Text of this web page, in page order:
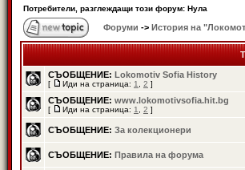
Потребители, разглеждащи този форум: Нула
Форуми -> История на
СЪОБЩЕНИЕ: Lokomotiv Sofia History
[ Иди на страница: 1 2 ]
СЪОБЩЕНИЕ: www.lokomotivsofia.hit.bg
[ Иди на страница: 1 2 ]
СЪОБЩЕНИЕ: За колекционери
СЪОБЩЕНИЕ: Правила на форума